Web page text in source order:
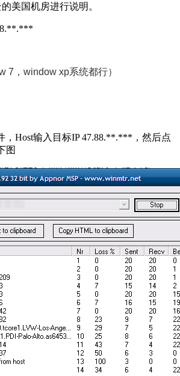
美国机房进行说明。
7，window xp系统都行）
，Host输入目标IP 47.88.**.***，然后点
图